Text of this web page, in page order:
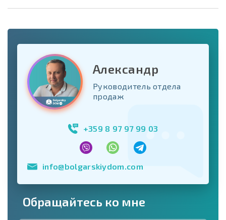
Александр
Руководитель отдела
продаж
+359 8 97 97 99 03
info@bolgarskiydom.com
Обращайтесь ко мне